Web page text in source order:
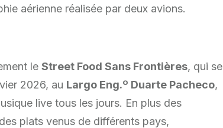
aérienne réalisée par deux avions.
le Street Food Sans Frontières, qui se
2026, au Largo Eng.º Duarte Pacheco,
live tous les jours. En plus des
plats venus de différents pays,